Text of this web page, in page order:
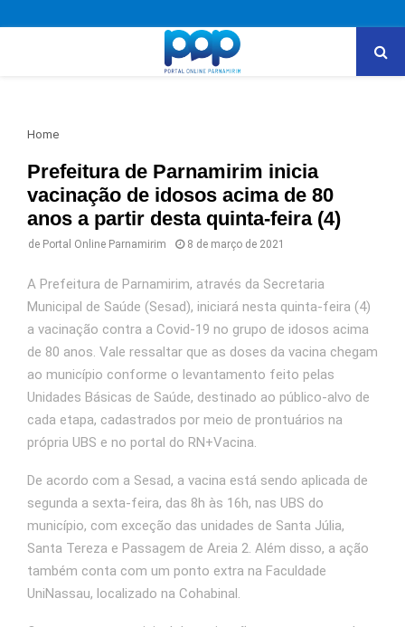
Home
Prefeitura de Parnamirim inicia
vacinação de idosos acima de 80
anos a partir desta quinta-feira (4)
de Portal Online Parnamirim 8 de março de 2021
A Prefeitura de Parnamirim, através da Secretaria
Municipal de Saúde (Sesad), iniciará nesta quinta-feira (4)
a vacinação contra a Covid-19 no grupo de idosos acima
de 80 anos. Vale ressaltar que as doses da vacina chegam
ao município conforme o levantamento feito pelas
Unidades Básicas de Saúde, destinado ao público-alvo de
cada etapa, cadastrados por meio de prontuários na
própria UBS e no portal do RN+Vacina.
De acordo com a Sesad, a vacina está sendo aplicada de
segunda a sexta-feira, das 8h às 16h, nas UBS do
município, com exceção das unidades de Santa Júlia,
Santa Tereza e Passagem de Areia 2. Além disso, a ação
também conta com um ponto extra na Faculdade
UniNassau, localizado na Cohabinal.